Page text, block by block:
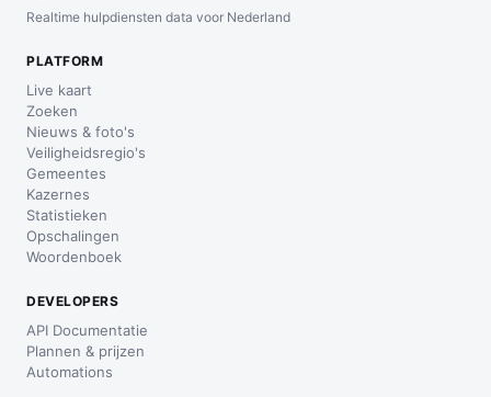
Realtime hulpdiensten data voor Nederland
PLATFORM
Live kaart
Zoeken
Nieuws & foto's
Veiligheidsregio's
Gemeentes
Kazernes
Statistieken
Opschalingen
Woordenboek
DEVELOPERS
API Documentatie
Plannen & prijzen
Automations